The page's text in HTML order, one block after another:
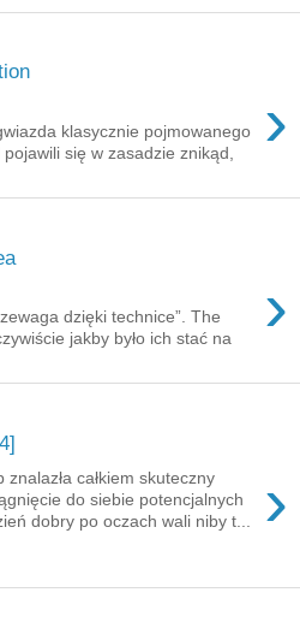
›
klasycznie pojmowanego
się w zasadzie znikąd,
›
dzięki technice”. The
jakby było ich stać na
›
znalazła całkiem skuteczny
do siebie potencjalnych
dobry po oczach wali niby t...